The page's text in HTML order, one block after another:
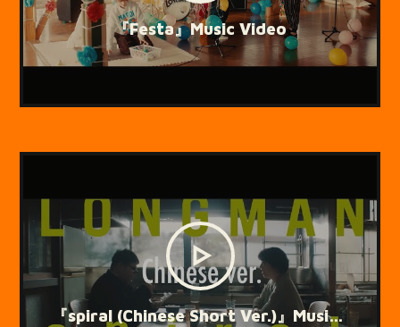
『Festa』Music Video
『spiral (Chinese Short Ver.)』Music Video